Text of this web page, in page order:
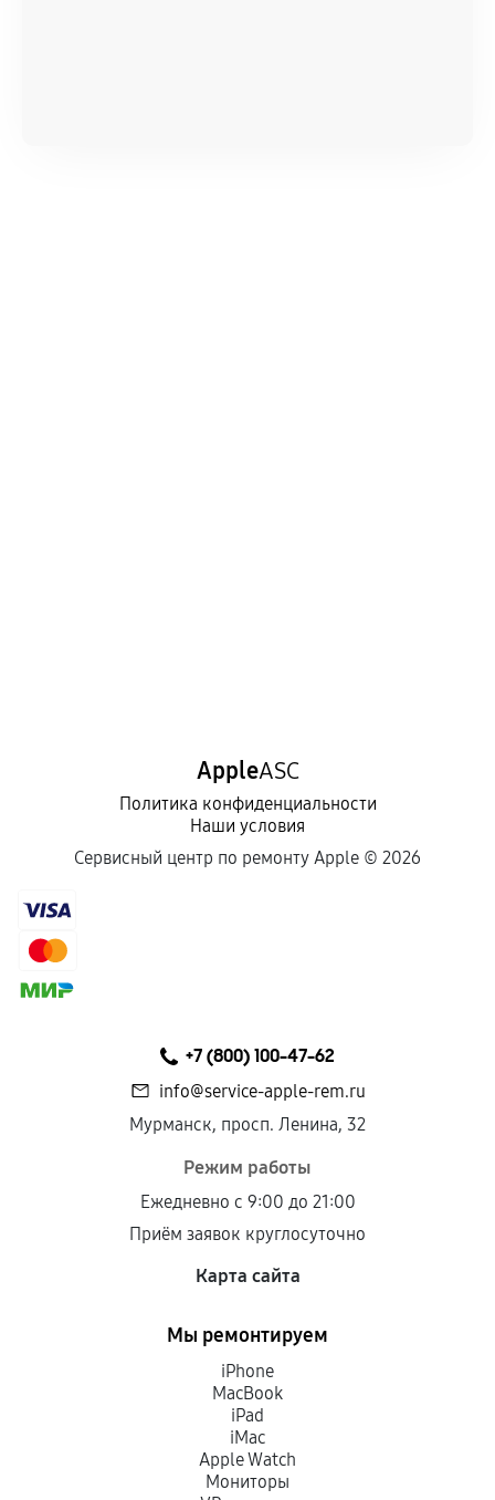
AppleASC
Политика конфиденциальности
Наши условия
Сервисный центр по ремонту Apple © 2026
+7 (800) 100-47-62
info@service-apple-rem.ru
Мурманск, просп. Ленина, 32
Режим работы
Ежедневно с 9:00 до 21:00
Приём заявок круглосуточно
Карта сайта
Мы ремонтируем
iPhone
MacBook
iPad
iMac
Apple Watch
Мониторы